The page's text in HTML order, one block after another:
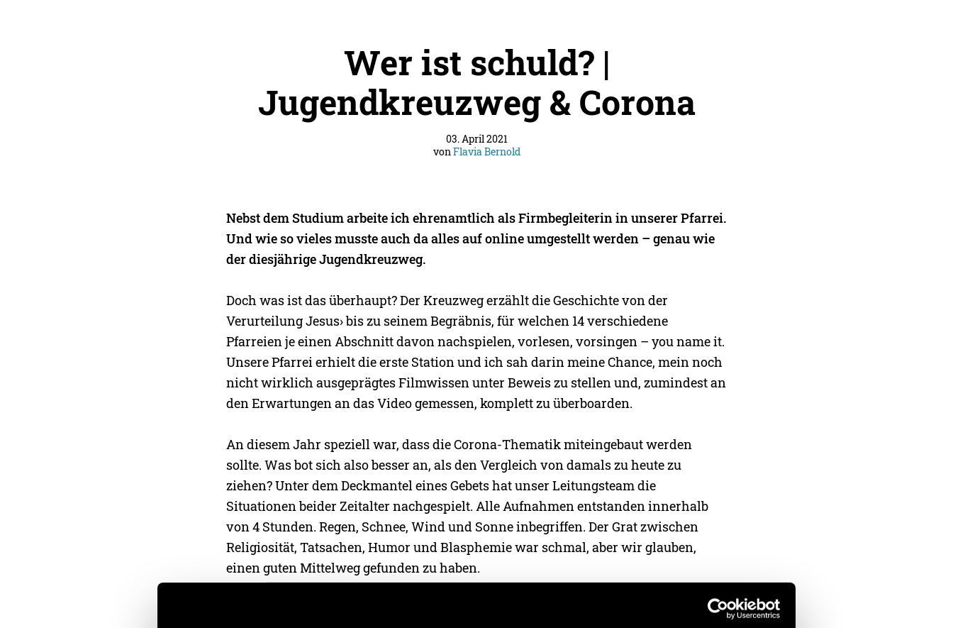
Wer ist schuld? |
Jugendkreuzweg & Corona
03. April 2021
vonFlavia Bernold
Nebst dem Studium arbeite ich ehrenamtlich als Firmbegleiterin in unserer Pfarrei.
Und wie so vieles musste auch da alles auf online umgestellt werden – genau wie
der diesjährige Jugendkreuzweg.
Doch was ist das überhaupt? Der Kreuzweg erzählt die Geschichte von der
Verurteilung Jesus› bis zu seinem Begräbnis, für welchen 14 verschiedene
Pfarreien je einen Abschnitt davon nachspielen, vorlesen, vorsingen – you name it.
Unsere Pfarrei erhielt die erste Station und ich sah darin meine Chance, mein noch
nicht wirklich ausgeprägtes Filmwissen unter Beweis zu stellen und, zumindest an
den Erwartungen an das Video gemessen, komplett zu überboarden.
An diesem Jahr speziell war, dass die Corona-Thematik miteingebaut werden
sollte. Was bot sich also besser an, als den Vergleich von damals zu heute zu
ziehen? Unter dem Deckmantel eines Gebets hat unser Leitungsteam die
Situationen beider Zeitalter nachgespielt. Alle Aufnahmen entstanden innerhalb
von 4 Stunden. Regen, Schnee, Wind und Sonne inbegriffen. Der Grat zwischen
Religiosität, Tatsachen, Humor und Blasphemie war schmal, aber wir glauben,
einen guten Mittelweg gefunden zu haben.